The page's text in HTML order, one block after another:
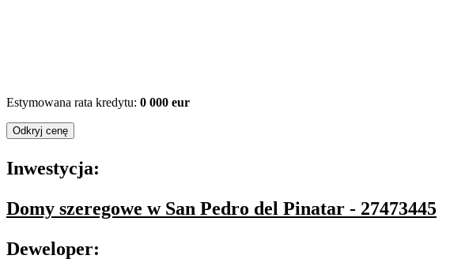
Estymowana rata kredytu: 0 000 eur
Odkryj cenę
Inwestycja:
Domy szeregowe w San Pedro del Pinatar - 27473445
Deweloper: